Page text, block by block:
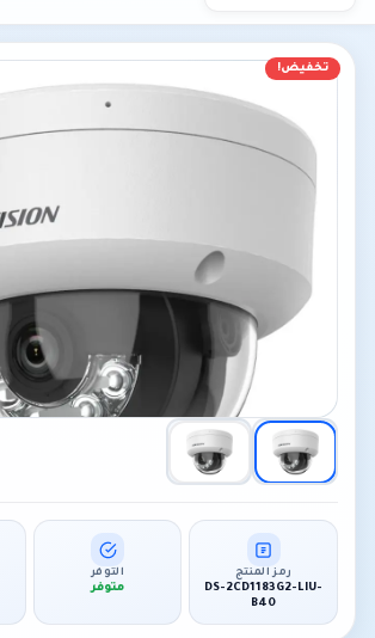
تخفيض!
رمز المنتج
DS-2CD1183G2-LIU-
B40
التوفر
متوفر